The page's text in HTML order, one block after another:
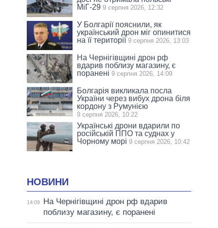
МіГ-29 9 серпня 2026, 12:32
У Болгарії пояснили, як
український дрон міг опинитися
на її території 9 серпня 2026, 13:03
На Чернігівщині дрон рф
вдарив поблизу магазину, є
поранені 9 серпня 2026, 14:09
Болгарія викликала посла
України через вибух дрона біля
кордону з Румунією
9 серпня 2026, 10:22
Українські дрони вдарили по
російській ППО та суднах у
Чорному морі 9 серпня 2026, 10:42
НОВИНИ
14:09
На Чернігівщині дрон рф вдарив
поблизу магазину, є поранені